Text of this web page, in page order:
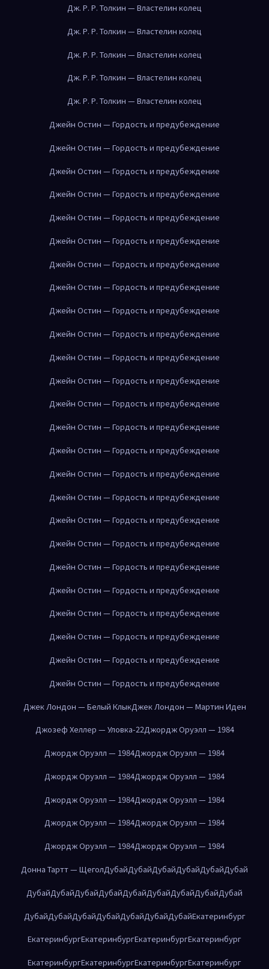
Дж. Р. Р. Толкин — Властелин колец
Дж. Р. Р. Толкин — Властелин колец
Дж. Р. Р. Толкин — Властелин колец
Дж. Р. Р. Толкин — Властелин колец
Дж. Р. Р. Толкин — Властелин колец
Джейн Остин — Гордость и предубеждение
Джейн Остин — Гордость и предубеждение
Джейн Остин — Гордость и предубеждение
Джейн Остин — Гордость и предубеждение
Джейн Остин — Гордость и предубеждение
Джейн Остин — Гордость и предубеждение
Джейн Остин — Гордость и предубеждение
Джейн Остин — Гордость и предубеждение
Джейн Остин — Гордость и предубеждение
Джейн Остин — Гордость и предубеждение
Джейн Остин — Гордость и предубеждение
Джейн Остин — Гордость и предубеждение
Джейн Остин — Гордость и предубеждение
Джейн Остин — Гордость и предубеждение
Джейн Остин — Гордость и предубеждение
Джейн Остин — Гордость и предубеждение
Джейн Остин — Гордость и предубеждение
Джейн Остин — Гордость и предубеждение
Джейн Остин — Гордость и предубеждение
Джейн Остин — Гордость и предубеждение
Джейн Остин — Гордость и предубеждение
Джейн Остин — Гордость и предубеждение
Джейн Остин — Гордость и предубеждение
Джейн Остин — Гордость и предубеждение
Джейн Остин — Гордость и предубеждение
Джек Лондон — Белый КлыкДжек Лондон — Мартин Иден
Джозеф Хеллер — Уловка-22Джордж Оруэлл — 1984
Джордж Оруэлл — 1984Джордж Оруэлл — 1984
Джордж Оруэлл — 1984Джордж Оруэлл — 1984
Джордж Оруэлл — 1984Джордж Оруэлл — 1984
Джордж Оруэлл — 1984Джордж Оруэлл — 1984
Джордж Оруэлл — 1984Джордж Оруэлл — 1984
Донна Тартт — ЩеголДубайДубайДубайДубайДубайДубай
ДубайДубайДубайДубайДубайДубайДубайДубайДубай
ДубайДубайДубайДубайДубайДубайДубайЕкатеринбург
ЕкатеринбургЕкатеринбургЕкатеринбургЕкатеринбург
ЕкатеринбургЕкатеринбургЕкатеринбургЕкатеринбург